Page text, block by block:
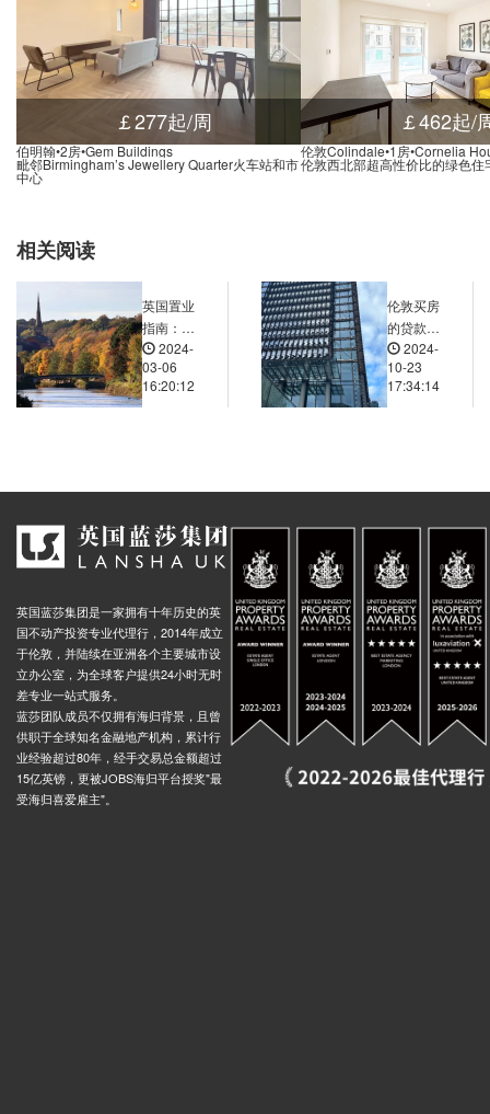
￡277起/周
伯明翰•2房•Gem Buildings
毗邻Birmingham’s Jewellery Quarter火车站和市
中心
￡462起/
伦敦Colindale•1房•Cornelia
伦敦西北部超高性价比的绿色住
相关阅读
英国置业
指南：从
投资到居
住的全方
位解析
2024-
03-06
16:20:12
伦敦买房
的贷款政
策和流程
是怎样
的？外国
2024-
10-23
17:34:14
英国蓝莎集团是一家拥有十年历史的英
国不动产投资专业代理行，2014年成立
于伦敦，并陆续在亚洲各个主要城市设
立办公室，为全球客户提供24小时无时
差专业一站式服务。
蓝莎团队成员不仅拥有海归背景，且曾
供职于全球知名金融地产机构，累计行
业经验超过80年，经手交易总金额超过
15亿英镑，更被JOBS海归平台授奖"最
受海归喜爱雇主"。